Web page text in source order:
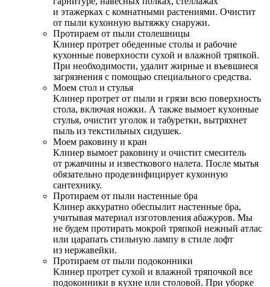
и этажерках с комнатными растениями. Очистит
от пыли кухонную вытяжку снаружи.
Протираем от пыли столешницы
Клинер протрет обеденные столы и рабочие
кухонные поверхности сухой и влажной тряпкой.
При необходимости, удалит жирные и въевшиеся
загрязнения с помощью специального средства.
Моем стол и стулья
Клинер протрет от пыли и грязи всю поверхность
стола, включая ножки. А также вымоет кухонные
стулья, очистит уголок и табуретки, вытряхнет
пыль из текстильных сидушек.
Моем раковину и кран
Клинер вымоет раковину и очистит смеситель
от ржавчины и известкового налета. После мытья
обязательно продезинфицирует кухонную
сантехнику.
Протираем от пыли настенные бра
Клинер аккуратно обеспылит настенные бра,
учитывая материал изготовления абажуров. Мы
не будем протирать мокрой тряпкой нежный атлас
или царапать стильную лампу в стиле лофт
из нержавейки.
Протираем от пыли подоконники
Клинер протрет сухой и влажной тряпочкой все
подоконники в кухне или столовой. При уборке